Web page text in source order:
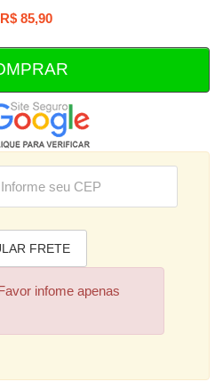
85,90
infome apenas